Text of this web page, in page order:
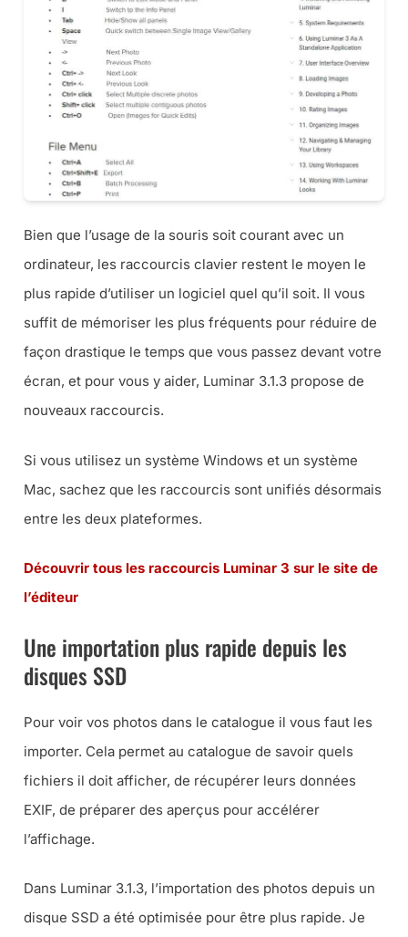
Bien que l’usage de la souris soit courant avec un
ordinateur, les raccourcis clavier restent le moyen le
plus rapide d’utiliser un logiciel quel qu’il soit. Il vous
suffit de mémoriser les plus fréquents pour réduire de
façon drastique le temps que vous passez devant votre
écran, et pour vous y aider, Luminar 3.1.3 propose de
nouveaux raccourcis.
Si vous utilisez un système Windows et un système
Mac, sachez que les raccourcis sont unifiés désormais
entre les deux plateformes.
Découvrir tous les raccourcis Luminar 3 sur le site de
l’éditeur
Une importation plus rapide depuis les
disques SSD
Pour voir vos photos dans le catalogue il vous faut les
importer. Cela permet au catalogue de savoir quels
fichiers il doit afficher, de récupérer leurs données
EXIF, de préparer des aperçus pour accélérer
l’affichage.
Dans Luminar 3.1.3, l’importation des photos depuis un
disque SSD a été optimisée pour être plus rapide. Je